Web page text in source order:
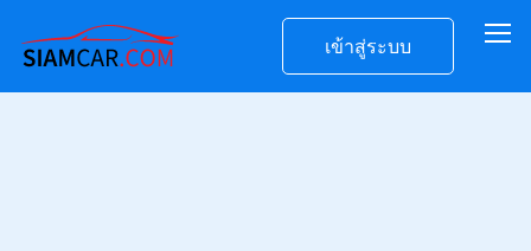
เข้าสู่ระบบ